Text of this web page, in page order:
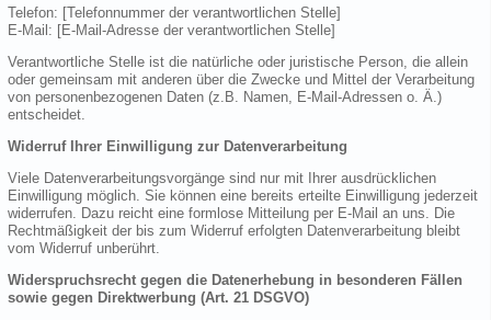
Telefon: [Telefonnummer der verantwortlichen Stelle]
E-Mail: [E-Mail-Adresse der verantwortlichen Stelle]
Verantwortliche Stelle ist die natürliche oder juristische Person, die allein
oder gemeinsam mit anderen über die Zwecke und Mittel der Verarbeitung
von personenbezogenen Daten (z.B. Namen, E-Mail-Adressen o. Ä.)
entscheidet.
Widerruf Ihrer Einwilligung zur Datenverarbeitung
Viele Datenverarbeitungsvorgänge sind nur mit Ihrer ausdrücklichen
Einwilligung möglich. Sie können eine bereits erteilte Einwilligung jederzeit
widerrufen. Dazu reicht eine formlose Mitteilung per E-Mail an uns. Die
Rechtmäßigkeit der bis zum Widerruf erfolgten Datenverarbeitung bleibt
vom Widerruf unberührt.
Widerspruchsrecht gegen die Datenerhebung in besonderen Fällen
sowie gegen Direktwerbung (Art. 21 DSGVO)